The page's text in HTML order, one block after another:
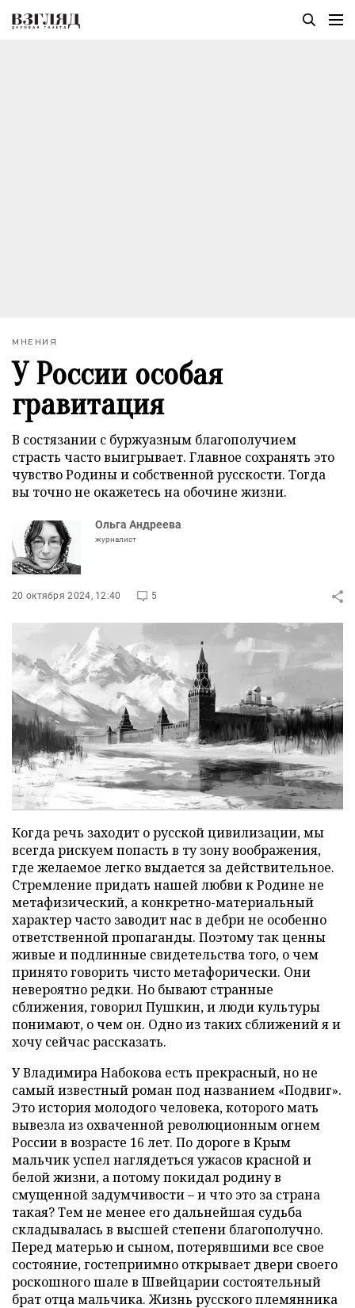
МНЕНИЯ
У России особая
гравитация
В состязании с буржуазным благополучием
страсть часто выигрывает. Главное сохранять это
чувство Родины и собственной русскости. Тогда
вы точно не окажетесь на обочине жизни.
Ольга Андреева
журналист
20 октября 2024, 12:40 5
Когда речь заходит о русской цивилизации, мы
всегда рискуем попасть в ту зону воображения,
где желаемое легко выдается за действительное.
Стремление придать нашей любви к Родине не
метафизический, а конкретно-материальный
характер часто заводит нас в дебри не особенно
ответственной пропаганды. Поэтому так ценны
живые и подлинные свидетельства того, о чем
принято говорить чисто метафорически. Они
невероятно редки. Но бывают странные
сближения, говорил Пушкин, и люди культуры
понимают, о чем он. Одно из таких сближений я и
хочу сейчас рассказать.
У Владимира Набокова есть прекрасный, но не
самый известный роман под названием «Подвиг».
Это история молодого человека, которого мать
вывезла из охваченной революционным огнем
России в возрасте 16 лет. По дороге в Крым
мальчик успел наглядеться ужасов красной и
белой жизни, а потому покидал родину в
смущенной задумчивости – и что это за страна
такая? Тем не менее его дальнейшая судьба
складывалась в высшей степени благополучно.
Перед матерью и сыном, потерявшими все свое
состояние, гостеприимно открывает двери своего
роскошного шале в Швейцарии состоятельный
брат отца мальчика. Жизнь русского племянника